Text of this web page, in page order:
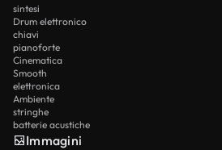
sintesi
Drum elettronico
chiavi
pianoforte
Cinematica
Smooth
elettronica
Ambiente
stringhe
batterie acustiche
Immagini